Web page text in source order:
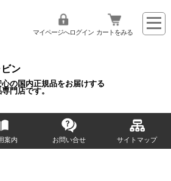
ン
の国内正規品をお届けする
門店です。
マイページへログイン カートをみる
案内 お問い合せ サイトマップ